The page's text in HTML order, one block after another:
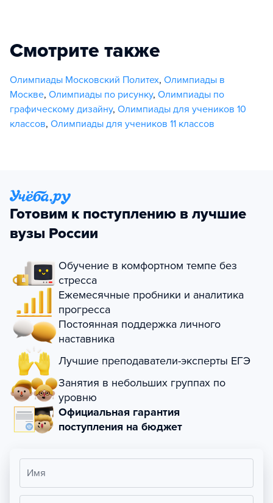
Смотрите также
Олимпиады Московский Политех, Олимпиады в
Москве, Олимпиады по рисунку, Олимпиады по
графическому дизайну, Олимпиады для учеников 10
классов, Олимпиады для учеников 11 классов
Готовим к поступлению в лучшие
вузы России
Обучение в комфортном темпе без
стресса
Ежемесячные пробники и аналитика
прогресса
Постоянная поддержка личного
наставника
Лучшие преподаватели-эксперты ЕГЭ
Занятия в небольших группах по
уровню
Официальная гарантия
поступления на бюджет
Имя